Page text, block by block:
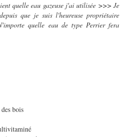
quelle eau gazeuse j'ai utilisée >>> Je
que je suis l'heureuse propriétaire
quelle eau de type Perrier fera
bois